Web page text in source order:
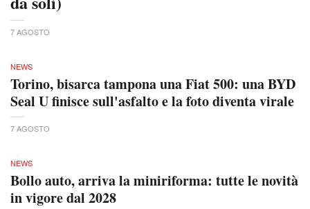
7 AGOSTO
NEWS
Torino, bisarca tampona una Fiat 500: una BYD
Seal U finisce sull'asfalto e la foto diventa virale
7 AGOSTO
NEWS
Bollo auto, arriva la miniriforma: tutte le novità
in vigore dal 2028